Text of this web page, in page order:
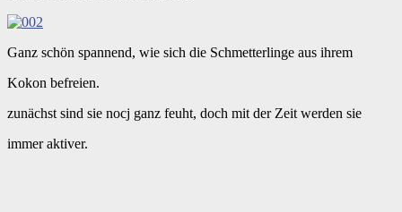
Ganz schön spannend, wie sich die Schmetterlinge aus ihrem
Kokon befreien.
zunächst sind sie nocj ganz feuht, doch mit der Zeit werden sie
immer aktiver.